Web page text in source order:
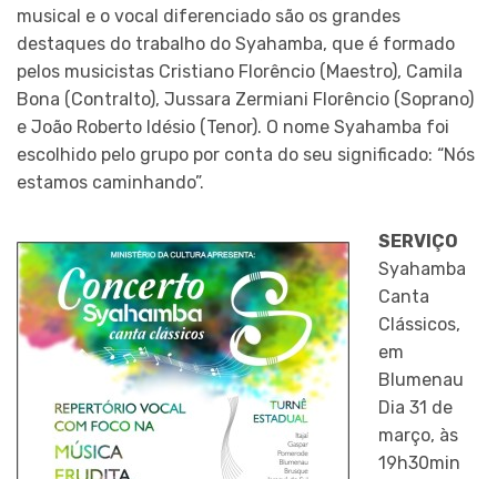
musical e o vocal diferenciado são os grandes
destaques do trabalho do Syahamba, que é formado
pelos musicistas Cristiano Florêncio (Maestro), Camila
Bona (Contralto), Jussara Zermiani Florêncio (Soprano)
e João Roberto Idésio (Tenor). O nome Syahamba foi
escolhido pelo grupo por conta do seu significado: “Nós
estamos caminhando”.
SERVIÇO
Syahamba
Canta
Clássicos,
em
Blumenau
Dia 31 de
março, às
19h30min